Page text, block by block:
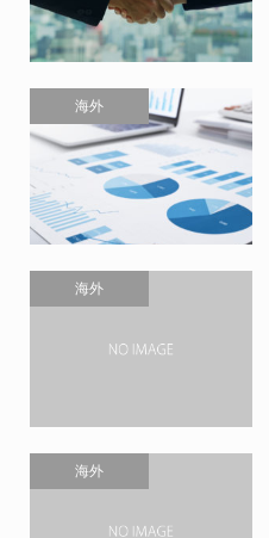
海外
海外
海外